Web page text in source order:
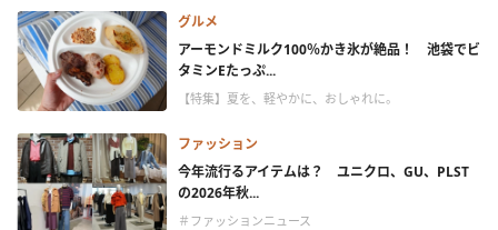
グルメ
アーモンドミルク100％かき氷が絶品！ 池袋でビ
タミンEたっぷ...
【特集】夏を、軽やかに、おしゃれに。
ファッション
今年流行るアイテムは？ ユニクロ、GU、PLST
の2026年秋...
＃ファッションニュース